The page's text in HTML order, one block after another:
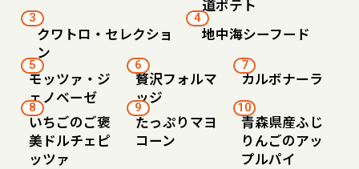
道ポテト
3
クワトロ・セレクショ
ン
4
地中海シーフード
5
モッツァ・ジ
ェノベーゼ
6
贅沢フォルマ
ッジ
7
カルボナーラ
8
いちごのご褒
美ドルチェピ
ッツァ
9
たっぷりマヨ
コーン
10
青森県産ふじ
りんごのアッ
プルパイ